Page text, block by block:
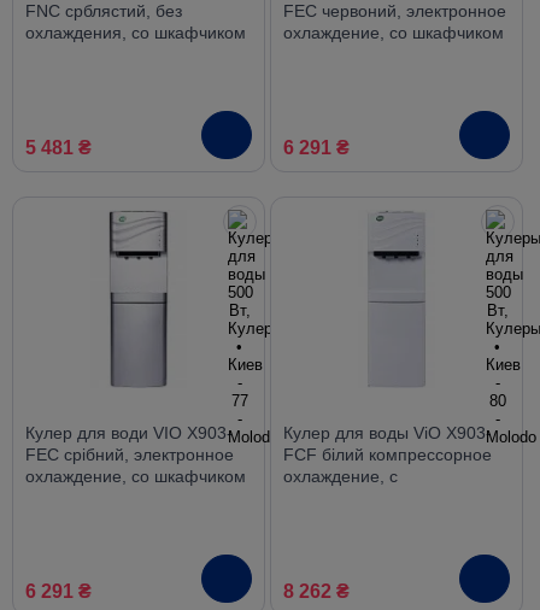
FNC срблястий, без
охлаждения, со шкафчиком
5 481 ₴
FEC червоний, электронное
охлаждение, со шкафчиком
6 291 ₴
Кулер для води VIO X903-
FEC срібний, электронное
охлаждение, со шкафчиком
6 291 ₴
Кулер для воды ViO X903-
FCF білий компрессорное
охлаждение, с
8 262 ₴